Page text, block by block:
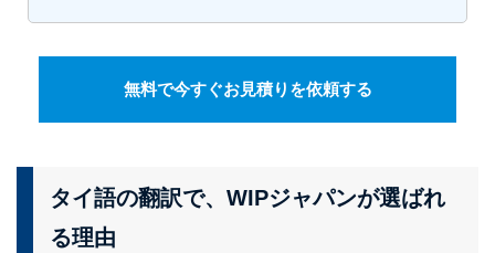
無料で今すぐお見積りを依頼する
タイ語の翻訳で、WIPジャパンが選ばれ
る理由